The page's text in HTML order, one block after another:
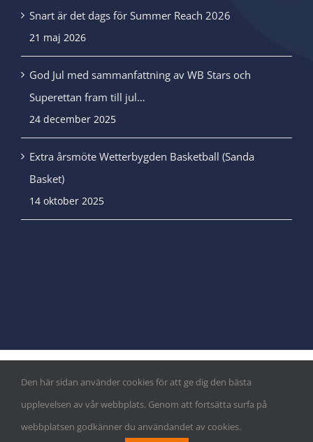
Snart är det dags för Summer Reach 2026
21 maj 2026
God Jul med sammanfattning av WB Stars och
Superettan fram till jul…
24 december 2025
Extra årsmöte Wetterbygden Basketball (Sanda
Basket)
14 oktober 2025
© Copyright|Integritetspolicy&Cookiepolicy| Alla rättigheter
reserverade
FacebookInstagram
X
Den här sidan använder cookies för att ge dig den bästa
upplevelsen av vår webbplats. Genom att fortsätta surfa på
webbplatsen godkänner du användandet av cookies.